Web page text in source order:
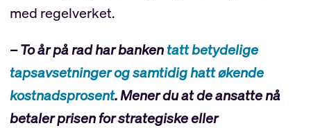
med regelverket.
– To år på rad har bankentatt betydelige
tapsavsetninger og samtidig hatt økende
kostnadsprosent. Mener du at de ansatte nå
betaler prisen for strategiske eller